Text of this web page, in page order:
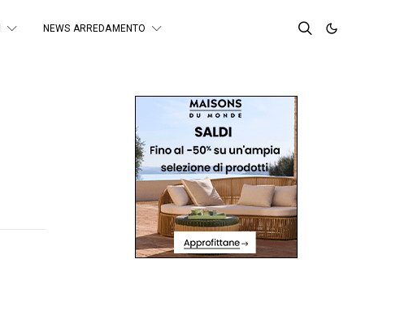
NEWS ARREDAMENTO